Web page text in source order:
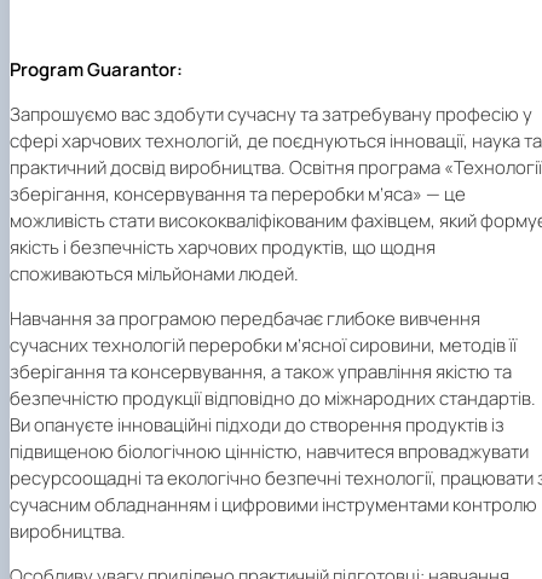
Program Guarantor:
Запрошуємо вас здобути сучасну та затребувану професію у
сфері харчових технологій, де поєднуються інновації, наука та
практичний досвід виробництва. Освітня програма «Технології
зберігання, консервування та переробки м’яса» — це
можливість стати висококваліфікованим фахівцем, який
якість і безпечність харчових продуктів, що щодня
споживаються мільйонами людей.
Навчання за програмою передбачає глибоке вивчення
сучасних технологій переробки м’ясної сировини, методів її
зберігання та консервування, а також управління якістю та
безпечністю продукції відповідно до міжнародних стандартів.
Ви опануєте інноваційні підходи до створення продуктів із
підвищеною біологічною цінністю, навчитеся впроваджувати
ресурсоощадні та екологічно безпечні технології, працювати
сучасним обладнанням і цифровими інструментами контролю
виробництва.